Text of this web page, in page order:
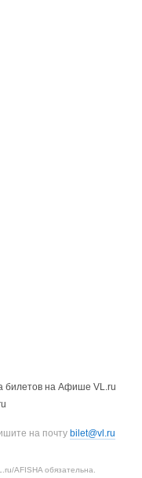
билетов на Афише VL.ru
на почту bilet@vl.ru
AFISHA обязательна.